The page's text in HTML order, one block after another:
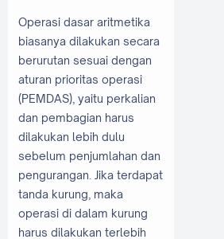
Operasi dasar aritmetika
biasanya dilakukan secara
berurutan sesuai dengan
aturan prioritas operasi
(PEMDAS), yaitu perkalian
dan pembagian harus
dilakukan lebih dulu
sebelum penjumlahan dan
pengurangan. Jika terdapat
tanda kurung, maka
operasi di dalam kurung
harus dilakukan terlebih